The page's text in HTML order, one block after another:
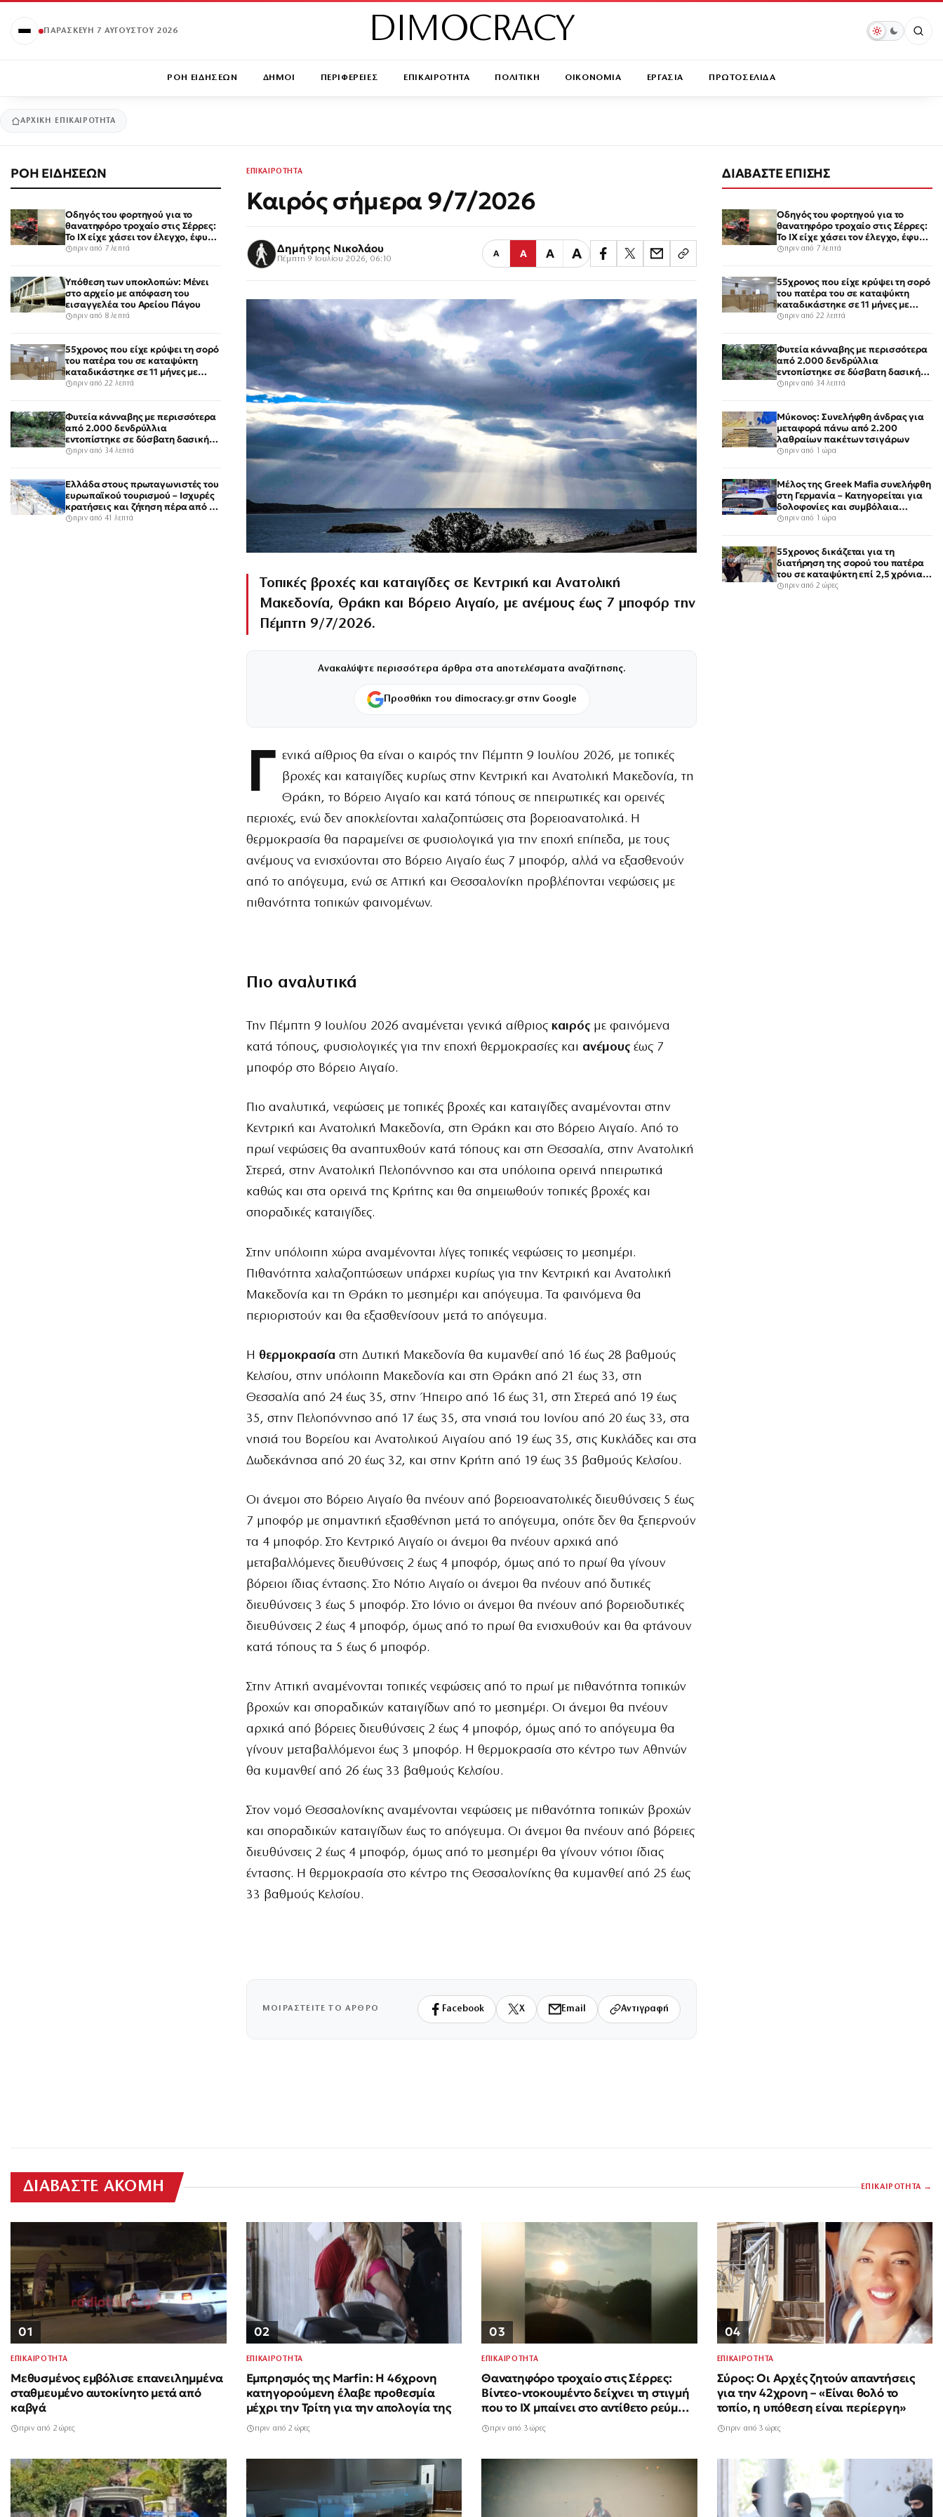
ΠΑΡΑΣΚΕΥΉ 7 ΑΥΓΟΎΣΤΟΥ 2026 DIMOCRACY
ΡΟΗ ΕΙΔΗΣΕΩΝ ΔΗΜΟΙ ΠΕΡΙΦΕΡΕΙΕΣ ΕΠΙΚΑΙΡΟΤΗΤΑ ΠΟΛΙΤΙΚΗ ΟΙΚΟΝΟΜΙΑ ΕΡΓΑΣΙΑ ΠΡΩΤΟΣΕΛΙΔΑ
ΑΡΧΙΚΉ ΕΠΙΚΑΙΡΟΤΗΤΑ
ΡΟΗ ΕΙΔΗΣΕΩΝ
Οδηγός του φορτηγού για το
θανατηφόρο τροχαίο στις Σέρρες:
Το ΙΧ είχε χάσει τον έλεγχο, έφυγε
στο αντίθετο ρεύμα
πριν από 7 λεπτά
Υπόθεση των υποκλοπών: Μένει
στο αρχείο με απόφαση του
εισαγγελέα του Αρείου Πάγου
πριν από 8 λεπτά
55χρονος που είχε κρύψει τη σορό
του πατέρα του σε καταψύκτη
καταδικάστηκε σε 11 μήνες με
αναστολή
πριν από 22 λεπτά
Φυτεία κάνναβης με περισσότερα
από 2.000 δενδρύλλια
εντοπίστηκε σε δύσβατη δασική
περιοχή στη Φθιώτιδα
πριν από 34 λεπτά
Ελλάδα στους πρωταγωνιστές του
ευρωπαϊκού τουρισμού – Ισχυρές
κρατήσεις και ζήτηση πέρα από το
καλοκαίρι
πριν από 41 λεπτά
ΕΠΙΚΑΙΡΟΤΗΤΑ
Καιρός σήμερα 9/7/2026
Δημήτρης Νικολάου
Πέμπτη 9 Ιουλίου 2026, 06:10
Α Α Α Α
Τοπικές βροχές και καταιγίδες σε Κεντρική και Ανατολική
Μακεδονία, Θράκη και Βόρειο Αιγαίο, με ανέμους έως 7 μποφόρ την
Πέμπτη 9/7/2026.
Ανακαλύψτε περισσότερα άρθρα στα αποτελέσματα αναζήτησης.
Προσθήκη του dimocracy.gr στην Google
Γ ενικά αίθριος θα είναι ο καιρός την Πέμπτη 9 Ιουλίου 2026, με τοπικές
βροχές και καταιγίδες κυρίως στην Κεντρική και Ανατολική Μακεδονία, τη
Θράκη, το Βόρειο Αιγαίο και κατά τόπους σε ηπειρωτικές και ορεινές
περιοχές, ενώ δεν αποκλείονται χαλαζοπτώσεις στα βορειοανατολικά. Η
θερμοκρασία θα παραμείνει σε φυσιολογικά για την εποχή επίπεδα, με τους
ανέμους να ενισχύονται στο Βόρειο Αιγαίο έως 7 μποφόρ, αλλά να εξασθενούν
από το απόγευμα, ενώ σε Αττική και Θεσσαλονίκη προβλέπονται νεφώσεις με
πιθανότητα τοπικών φαινομένων.
Πιο αναλυτικά
Την Πέμπτη 9 Ιουλίου 2026 αναμένεται γενικά αίθριος καιρός με φαινόμενα
κατά τόπους, φυσιολογικές για την εποχή θερμοκρασίες και ανέμους έως 7
μποφόρ στο Βόρειο Αιγαίο.
Πιο αναλυτικά, νεφώσεις με τοπικές βροχές και καταιγίδες αναμένονται στην
Κεντρική και Ανατολική Μακεδονία, στη Θράκη και στο Βόρειο Αιγαίο. Από το
πρωί νεφώσεις θα αναπτυχθούν κατά τόπους και στη Θεσσαλία, στην Ανατολική
Στερεά, στην Ανατολική Πελοπόννησο και στα υπόλοιπα ορεινά ηπειρωτικά
καθώς και στα ορεινά της Κρήτης και θα σημειωθούν τοπικές βροχές και
σποραδικές καταιγίδες.
Στην υπόλοιπη χώρα αναμένονται λίγες τοπικές νεφώσεις το μεσημέρι.
Πιθανότητα χαλαζοπτώσεων υπάρχει κυρίως για την Κεντρική και Ανατολική
Μακεδονία και τη Θράκη το μεσημέρι και απόγευμα. Τα φαινόμενα θα
περιοριστούν και θα εξασθενίσουν μετά το απόγευμα.
Η θερμοκρασία στη Δυτική Μακεδονία θα κυμανθεί από 16 έως 28 βαθμούς
Κελσίου, στην υπόλοιπη Μακεδονία και στη Θράκη από 21 έως 33, στη
Θεσσαλία από 24 έως 35, στην Ήπειρο από 16 έως 31, στη Στερεά από 19 έως
35, στην Πελοπόννησο από 17 έως 35, στα νησιά του Ιονίου από 20 έως 33, στα
νησιά του Βορείου και Ανατολικού Αιγαίου από 19 έως 35, στις Κυκλάδες και στα
Δωδεκάνησα από 20 έως 32, και στην Κρήτη από 19 έως 35 βαθμούς Κελσίου.
Οι άνεμοι στο Βόρειο Αιγαίο θα πνέουν από βορειοανατολικές διευθύνσεις 5 έως
7 μποφόρ με σημαντική εξασθένηση μετά το απόγευμα, οπότε δεν θα ξεπερνούν
τα 4 μποφόρ. Στο Κεντρικό Αιγαίο οι άνεμοι θα πνέουν αρχικά από
μεταβαλλόμενες διευθύνσεις 2 έως 4 μποφόρ, όμως από το πρωί θα γίνουν
βόρειοι ίδιας έντασης. Στο Νότιο Αιγαίο οι άνεμοι θα πνέουν από δυτικές
διευθύνσεις 3 έως 5 μποφόρ. Στο Ιόνιο οι άνεμοι θα πνέουν από βορειοδυτικές
διευθύνσεις 2 έως 4 μποφόρ, όμως από το πρωί θα ενισχυθούν και θα φτάνουν
κατά τόπους τα 5 έως 6 μποφόρ.
Στην Αττική αναμένονται τοπικές νεφώσεις από το πρωί με πιθανότητα τοπικών
βροχών και σποραδικών καταιγίδων από το μεσημέρι. Οι άνεμοι θα πνέουν
αρχικά από βόρειες διευθύνσεις 2 έως 4 μποφόρ, όμως από το απόγευμα θα
γίνουν μεταβαλλόμενοι έως 3 μποφόρ. Η θερμοκρασία στο κέντρο των Αθηνών
θα κυμανθεί από 26 έως 33 βαθμούς Κελσίου.
Στον νομό Θεσσαλονίκης αναμένονται νεφώσεις με πιθανότητα τοπικών βροχών
και σποραδικών καταιγίδων έως το απόγευμα. Οι άνεμοι θα πνέουν από βόρειες
διευθύνσεις 2 έως 4 μποφόρ, όμως από το μεσημέρι θα γίνουν νότιοι ίδιας
έντασης. Η θερμοκρασία στο κέντρο της Θεσσαλονίκης θα κυμανθεί από 25 έως
33 βαθμούς Κελσίου.
ΜΟΙΡΑΣΤΕΙΤΕ ΤΟ ΑΡΘΡΟ Facebook X Email Αντιγραφή
ΔΙΑΒΑΣΤΕ ΕΠΙΣΗΣ
Οδηγός του φορτηγού για το
θανατηφόρο τροχαίο στις Σέρρες:
Το ΙΧ είχε χάσει τον έλεγχο, έφυγε
στο αντίθετο ρεύμα
πριν από 7 λεπτά
55χρονος που είχε κρύψει τη σορό
του πατέρα του σε καταψύκτη
καταδικάστηκε σε 11 μήνες με
αναστολή
πριν από 22 λεπτά
Φυτεία κάνναβης με περισσότερα
από 2.000 δενδρύλλια
εντοπίστηκε σε δύσβατη δασική
περιοχή στη Φθιώτιδα
πριν από 34 λεπτά
Μύκονος: Συνελήφθη άνδρας για
μεταφορά πάνω από 2.200
λαθραίων πακέτων τσιγάρων
πριν από 1 ώρα
Μέλος της Greek Mafia συνελήφθη
στη Γερμανία – Κατηγορείται για
δολοφονίες και συμβόλαια
θανάτου
πριν από 1 ώρα
55χρονος δικάζεται για τη
διατήρηση της σορού του πατέρα
του σε καταψύκτη επί 2,5 χρόνια –
Αντιμέτωπος με τέσσερις
πριν από 2 ώρες
ΔΙΑΒΑΣΤΕ ΑΚΟΜΗ ΕΠΙΚΑΙΡΟΤΗΤΑ
01
ΕΠΙΚΑΙΡΟΤΗΤΑ
Μεθυσμένος εμβόλισε επανειλημμένα
σταθμευμένο αυτοκίνητο μετά από
καβγά
πριν από 2 ώρες
02
ΕΠΙΚΑΙΡΟΤΗΤΑ
Εμπρησμός της Marfin: Η 46χρονη
κατηγορούμενη έλαβε προθεσμία
μέχρι την Τρίτη για την απολογία της
πριν από 2 ώρες
03
ΕΠΙΚΑΙΡΟΤΗΤΑ
Θανατηφόρο τροχαίο στις Σέρρες:
Βίντεο-ντοκουμέντο δείχνει τη στιγμή
που το ΙΧ μπαίνει στο αντίθετο ρεύμα –
Ακαριαία πέθαναν γιος και μητέρα
πριν από 3 ώρες
04
ΕΠΙΚΑΙΡΟΤΗΤΑ
Σύρος: Οι Αρχές ζητούν απαντήσεις
για την 42χρονη – «Είναι θολό το
τοπίο, η υπόθεση είναι περίεργη»
πριν από 3 ώρες